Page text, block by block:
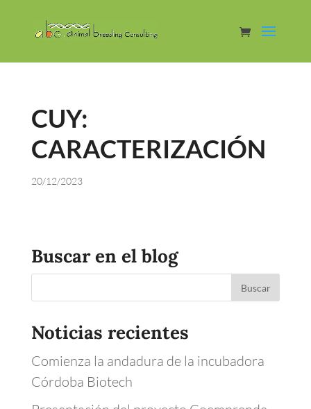
CUY:
CARACTERIZACIÓN
20/12/2023
Buscar en el blog
Noticias recientes
Comienza la andadura de la incubadora
Córdoba Biotech